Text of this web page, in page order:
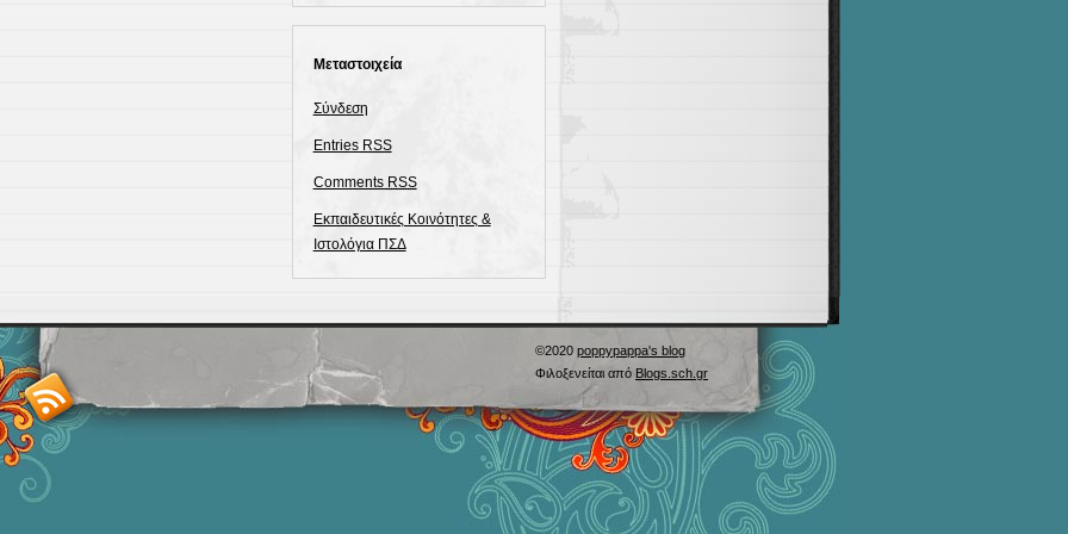
Μεταστοιχεία
Σύνδεση
Entries RSS
Comments RSS
Εκπαιδευτικές Κοινότητες &
Ιστολόγια ΠΣΔ
©2020 poppypappa's blog
Φιλοξενείται από Blogs.sch.gr